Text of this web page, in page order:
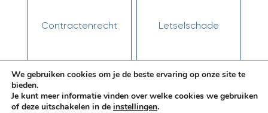
Contractenrecht Letselschade
We gebruiken cookies om je de beste ervaring op onze site te
bieden.
Je kunt meer informatie vinden over welke cookies we gebruiken
of deze uitschakelen in de instellingen.